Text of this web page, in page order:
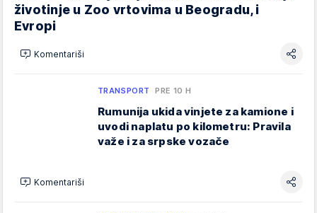
životinje u Zoo vrtovima u Beogradu, i
Evropi
Komentariši
TRANSPORT PRE 10 H
Rumunija ukida vinjete za kamione i
uvodi naplatu po kilometru: Pravila
važe i za srpske vozače
Komentariši